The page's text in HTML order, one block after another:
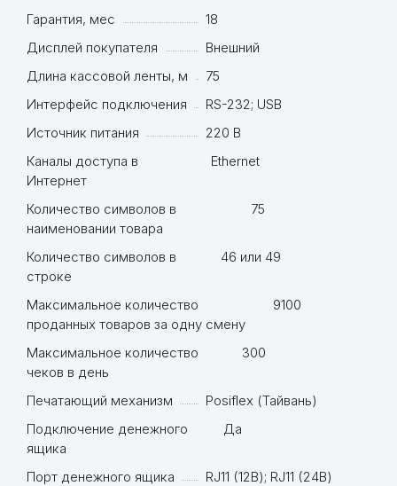
Гарантия, мес
18
Дисплей покупателя
Внешний
Длина кассовой ленты, м
75
Интерфейс подключения
RS-232; USB
Источник питания
220 В
Каналы доступа в
Интернет
Ethernet
Количество символов в
наименовании товара
75
Количество символов в
строке
46 или 49
Максимальное количество
проданных товаров за одну смену
9100
Максимальное количество
чеков в день
300
Печатающий механизм
Posiflex (Тайвань)
Подключение денежного
ящика
Да
Порт денежного ящика
RJ11 (12В); RJ11 (24В)